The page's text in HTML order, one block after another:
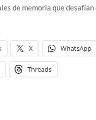
de memoria que desafían
X WhatsApp
Threads